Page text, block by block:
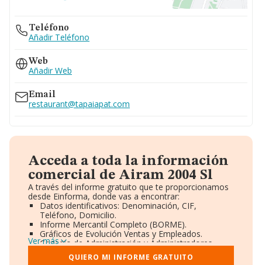
Teléfono
Añadir Teléfono
Web
Añadir Web
Email
restaurant@tapaiapat.com
Acceda a toda la información
comercial de Airam 2004 Sl
A través del informe gratuito que te proporcionamos
desde Einforma, donde vas a encontrar:
Datos identificativos: Denominación, CIF,
Teléfono, Domicilio.
Informe Mercantil Completo (BORME).
Gráficos de Evolución Ventas y Empleados.
Consejo de Administración y Administradores.
Directivos y Ejecutivos.
Accionistas.
Ver más
QUIERO MI INFORME GRATUITO